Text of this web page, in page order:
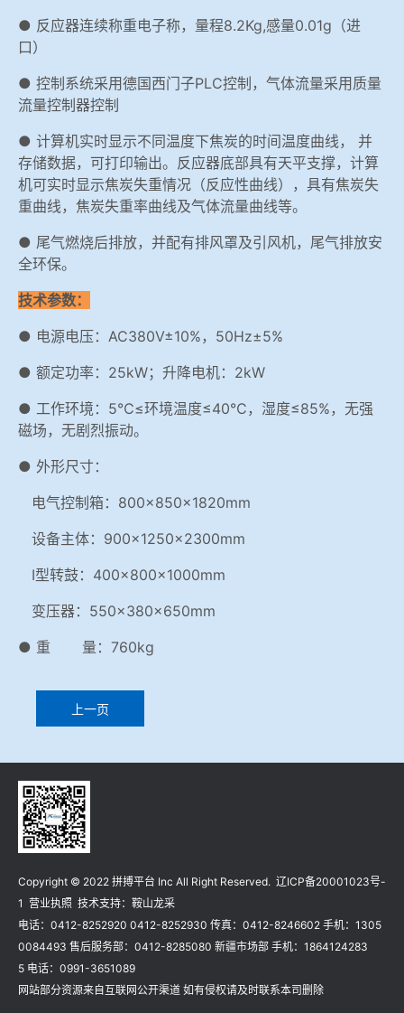
● 反应器连续称重电子称，量程8.2Kg,感量0.01g（进
口）
● 控制系统采用德国西门子PLC控制，气体流量采用质量
流量控制器控制
● 计算机实时显示不同温度下焦炭的时间温度曲线， 并
存储数据，可打印输出。反应器底部具有天平支撑，计算
机可实时显示焦炭失重情况（反应性曲线），具有焦炭失
重曲线，焦炭失重率曲线及气体流量曲线等。
● 尾气燃烧后排放，并配有排风罩及引风机，尾气排放安
全环保。
技术参数：
● 电源电压：AC380V±10%，50Hz±5%
● 额定功率：25kW；升降电机：2kW
● 工作环境：5℃≤环境温度≤40℃，湿度≤85%，无强
磁场，无剧烈振动。
● 外形尺寸：
电气控制箱：800×850×1820mm
设备主体：900×1250×2300mm
I型转鼓：400×800×1000mm
变压器：550×380×650mm
● 重 量：760kg
上一页
Copyright © 2022 拼搏平台 Inc All Right Reserved. 辽ICP备20001023号-
1 营业执照 技术支持： 鞍山龙采
电话：0412-8252920 0412-8252930 传真：0412-8246602 手机：1305
0084493 售后服务部：0412-8285080 新疆市场部 手机：1864124283
5 电话：0991-3651089
网站部分资源来自互联网公开渠道 如有侵权请及时联系本司删除